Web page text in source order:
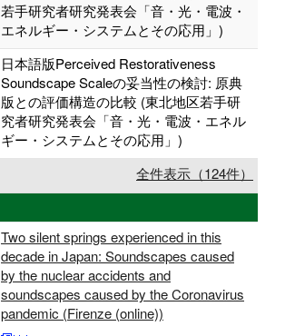
若手研究者研究発表会「音・光・電波・
エネルギー・システムとその応用」)
日本語版Perceived Restorativeness
Soundscape Scaleの妥当性の検討: 原典
版との評価構造の比較 (東北地区若手研
究者研究発表会「音・光・電波・エネル
ギー・システムとその応用」)
全件表示（124件）
Two silent springs experienced in this
decade in Japan: Soundscapes caused
by the nuclear accidents and
soundscapes caused by the Coronavirus
pandemic (Firenze (online))